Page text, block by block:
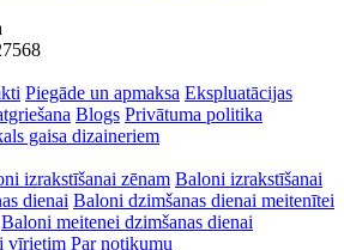
Piegāde un apmaksa Ekspluatācijas
Blogs Privātuma politika
gaisa dizaineriem
izrakstīšanai zēnam Baloni izrakstīšanai
dienai Baloni dzimšanas dienai meitenītei
Baloni meitenei dzimšanas dienai
vīrietim Par notikumu